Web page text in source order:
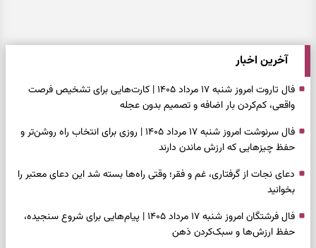
آخرین اخبار
فال تاروت امروز شنبه ۱۷ مرداد ۱۴۰۵ | کارت‌هایی برای تشخیص فرصت
واقعی، کم‌کردن بار اضافه و تصمیم بدون عجله
فال سرنوشت امروز شنبه ۱۷ مرداد ۱۴۰۵ | روزی برای انتخاب راه روشن‌تر و
حفظ چیزهایی که ارزش ماندن دارند
دعای نجات از گرفتاری، غم و فقر؛ وقتی راه‌ها بسته شد این دعای معتبر را
بخوانید
فال فرشتگان امروز شنبه ۱۷ مرداد ۱۴۰۵ | پیام‌هایی برای شروع سنجیده،
حفظ ارزش‌ها و سبک‌کردن ذهن